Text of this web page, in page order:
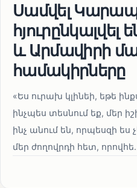
Սամվել
և Արմավիրի
համակիրները
«Ես ուրախ կլինեի, եթե
ինչպես տեսնում եք, մեր
ինչ անում են, որպեսզի ես
մեր ժողովրդի հետ,